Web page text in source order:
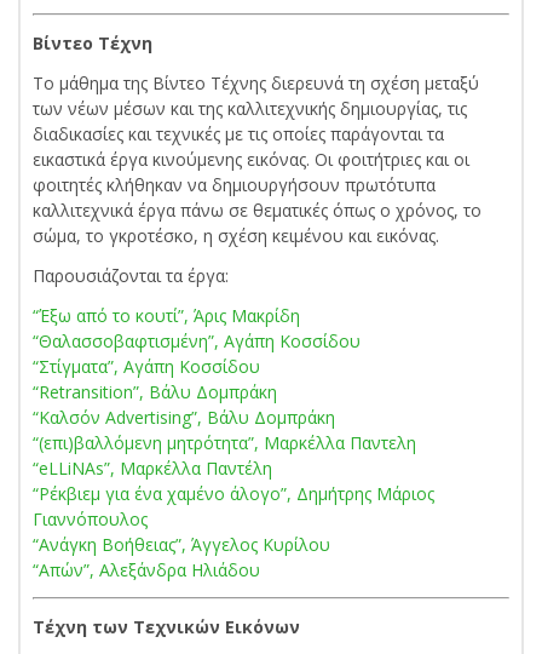
Βίντεο Τέχνη
Το μάθημα της Βίντεο Τέχνης διερευνά τη σχέση μεταξύ
των νέων μέσων και της καλλιτεχνικής δημιουργίας, τις
διαδικασίες και τεχνικές με τις οποίες παράγονται τα
εικαστικά έργα κινούμενης εικόνας. Οι φοιτήτριες και οι
φοιτητές κλήθηκαν να δημιουργήσουν πρωτότυπα
καλλιτεχνικά έργα πάνω σε θεματικές όπως ο χρόνος, το
σώμα, το γκροτέσκο, η σχέση κειμένου και εικόνας.
Παρουσιάζονται τα έργα:
“Έξω από το κουτί”, Άρις Μακρίδη
“Θαλασσοβαφτισμένη”, Αγάπη Κοσσίδου
“Στίγματα”, Αγάπη Κοσσίδου
“Retransition”, Βάλυ Δομπράκη
“Καλσόν Advertising”, Βάλυ Δομπράκη
“(επι)βαλλόμενη μητρότητα”, Μαρκέλλα Παντελη
“eLLiNAs”, Μαρκέλλα Παντέλη
“Ρέκβιεμ για ένα χαμένο άλογο”, Δημήτρης Μάριος
Γιαννόπουλος
“Ανάγκη Βοήθειας”, Άγγελος Κυρίλου
“Απών”, Αλεξάνδρα Ηλιάδου
Τέχνη των Τεχνικών Εικόνων